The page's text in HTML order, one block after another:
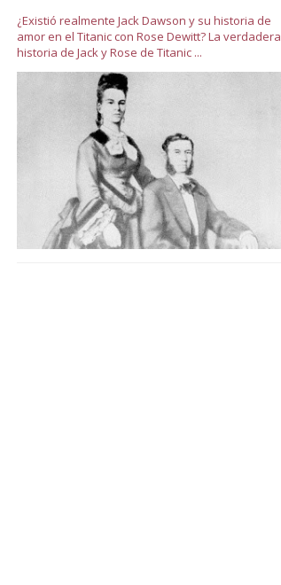
¿Existió realmente Jack Dawson y su historia de
amor en el Titanic con Rose Dewitt? La verdadera
historia de Jack y Rose de Titanic ...